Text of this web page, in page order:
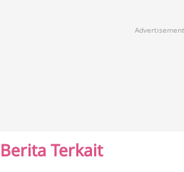
Advertisement
Berita Terkait